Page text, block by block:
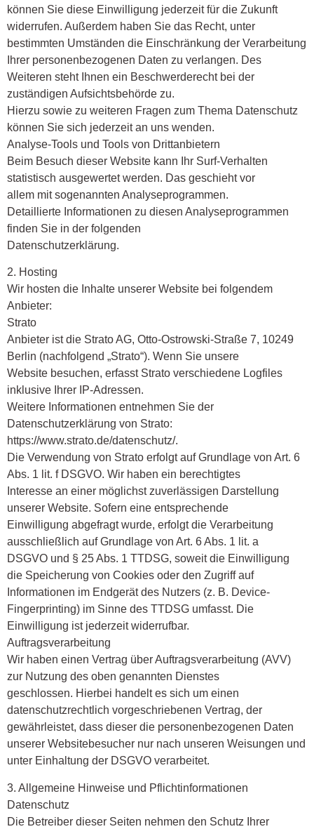
können Sie diese Einwilligung jederzeit für die Zukunft
widerrufen. Außerdem haben Sie das Recht, unter
bestimmten Umständen die Einschränkung der Verarbeitung
Ihrer personenbezogenen Daten zu verlangen. Des
Weiteren steht Ihnen ein Beschwerderecht bei der
zuständigen Aufsichtsbehörde zu.
Hierzu sowie zu weiteren Fragen zum Thema Datenschutz
können Sie sich jederzeit an uns wenden.
Analyse-Tools und Tools von Drittanbietern
Beim Besuch dieser Website kann Ihr Surf-Verhalten
statistisch ausgewertet werden. Das geschieht vor
allem mit sogenannten Analyseprogrammen.
Detaillierte Informationen zu diesen Analyseprogrammen
finden Sie in der folgenden
Datenschutzerklärung.
2. Hosting
Wir hosten die Inhalte unserer Website bei folgendem
Anbieter:
Strato
Anbieter ist die Strato AG, Otto-Ostrowski-Straße 7, 10249
Berlin (nachfolgend „Strato“). Wenn Sie unsere
Website besuchen, erfasst Strato verschiedene Logfiles
inklusive Ihrer IP-Adressen.
Weitere Informationen entnehmen Sie der
Datenschutzerklärung von Strato:
https://www.strato.de/datenschutz/.
Die Verwendung von Strato erfolgt auf Grundlage von Art. 6
Abs. 1 lit. f DSGVO. Wir haben ein berechtigtes
Interesse an einer möglichst zuverlässigen Darstellung
unserer Website. Sofern eine entsprechende
Einwilligung abgefragt wurde, erfolgt die Verarbeitung
ausschließlich auf Grundlage von Art. 6 Abs. 1 lit. a
DSGVO und § 25 Abs. 1 TTDSG, soweit die Einwilligung
die Speicherung von Cookies oder den Zugriff auf
Informationen im Endgerät des Nutzers (z. B. Device-
Fingerprinting) im Sinne des TTDSG umfasst. Die
Einwilligung ist jederzeit widerrufbar.
Auftragsverarbeitung
Wir haben einen Vertrag über Auftragsverarbeitung (AVV)
zur Nutzung des oben genannten Dienstes
geschlossen. Hierbei handelt es sich um einen
datenschutzrechtlich vorgeschriebenen Vertrag, der
gewährleistet, dass dieser die personenbezogenen Daten
unserer Websitebesucher nur nach unseren Weisungen und
unter Einhaltung der DSGVO verarbeitet.
3. Allgemeine Hinweise und Pflichtinformationen
Datenschutz
Die Betreiber dieser Seiten nehmen den Schutz Ihrer